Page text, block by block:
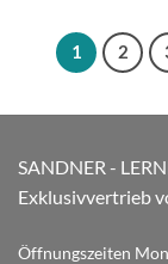
1 2
SANDNER -
Exklusivvertrieb
Öffnungszeiten